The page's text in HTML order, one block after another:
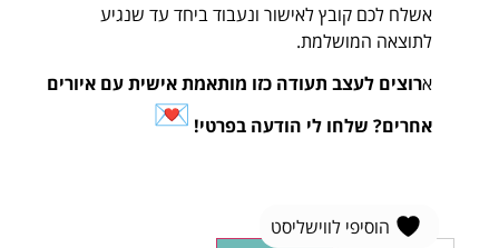
אשלח לכם קובץ לאישור ונעבוד ביחד עד שנגיע
לתוצאה המושלמת.
ארוצים לעצב תעודה כזו מותאמת אישית עם איורים
אחרים? שלחו לי הודעה בפרטי!
הוסיפי לווישליסט